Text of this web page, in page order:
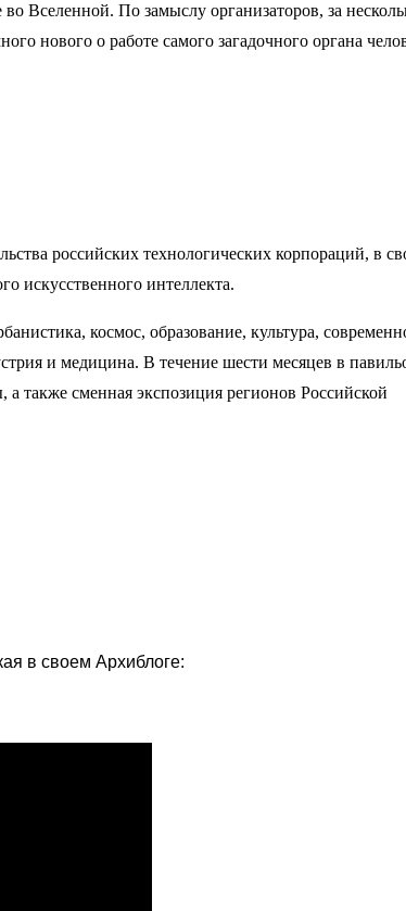
Вселенной. По замыслу организаторов, за
нового о работе самого загадочного органа
российских технологических корпораций, в
искусственного интеллекта.
космос, образование, культура,
и медицина. В течение шести месяцев в
также сменная экспозиция регионов Российской
в своем Архиблоге: